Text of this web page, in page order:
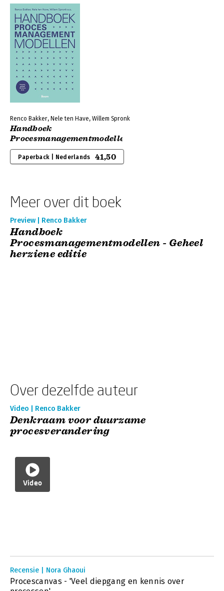
Renco Bakker, Nele ten Have, Willem Spronk
Handboek
Procesmanagementmodellen
Paperback | Nederlands 41,50
Meer over dit boek
Preview | Renco Bakker
Handboek
Procesmanagementmodellen - Geheel
herziene editie
Over dezelfde auteur
Video | Renco Bakker
Denkraam voor duurzame
procesverandering
Video
Recensie | Nora Ghaoui
Procescanvas - 'Veel diepgang en kennis over